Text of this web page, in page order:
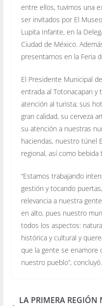
entre ellos, tuvimos una
ser invitados por El
Lupita Infante, en la
Ciudad de México.
presentarnos en la Feria
El Presidente Municipal
entrada al Totonacapan
atención al turista; sus
gran calidad, su cerveza
su atención a nuestras
haciendas, nuestro túnel
regional, así como bebida
“Estamos trabajando
gestión y tocando
relevancia a nuestra
en alto, pues nuestro
todos los aspectos:
histórica y cultural y
que la gente se enamore
nuestro pueblo”, concluyó.
LA PRIMERA